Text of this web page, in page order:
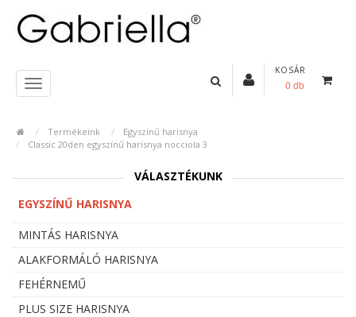
KOSÁR
0 db
Termékeink
Egyszínű harisnya
Classic 20den egyszínű harisnya nocciola 3
VÁLASZTÉKUNK
EGYSZÍNŰ HARISNYA
MINTÁS HARISNYA
ALAKFORMÁLÓ HARISNYA
FEHÉRNEMŰ
PLUS SIZE HARISNYA